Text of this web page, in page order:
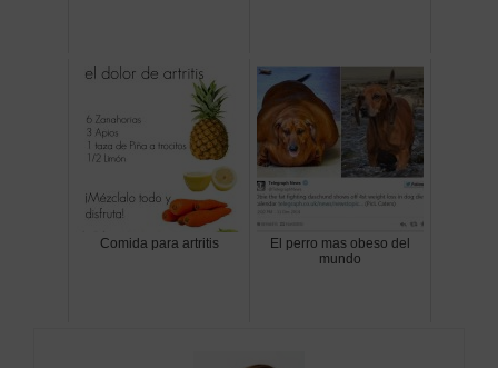
Comida para artritis
El perro mas obeso del
mundo